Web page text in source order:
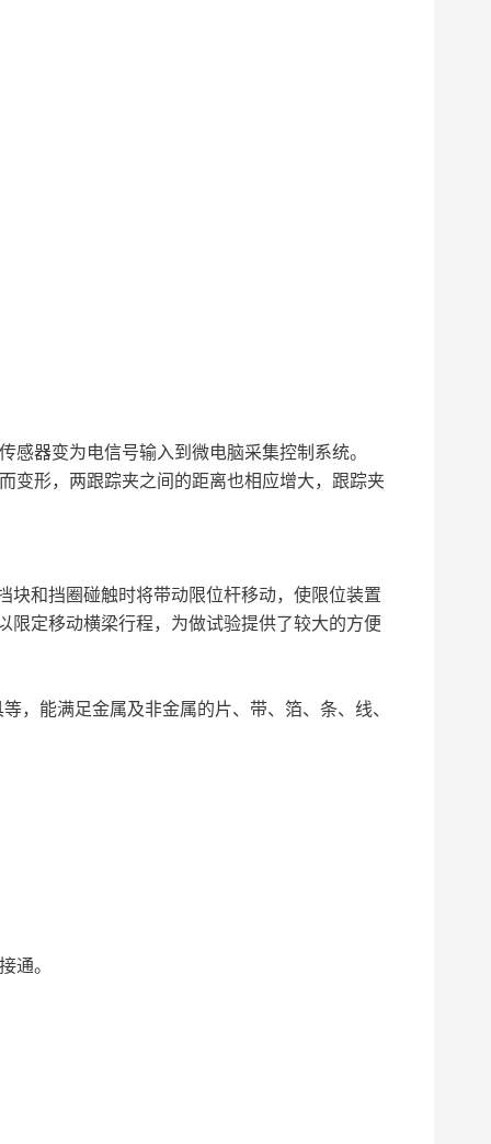
器变为电信号输入到微电脑采集控制系统。
变形，两跟踪夹之间的距离也相应增大，跟踪夹
块和挡圈碰触时将带动限位杆移动，使限位装置
限定移动横梁行程，为做试验提供了较大的方便
，能满足金属及非金属的片、带、箔、条、线、
通。